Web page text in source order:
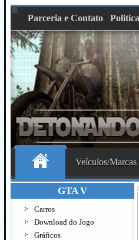
Parceria e Contato
Veículos/Marcas
GTA V
Carros
Download do Jogo
Gráficos